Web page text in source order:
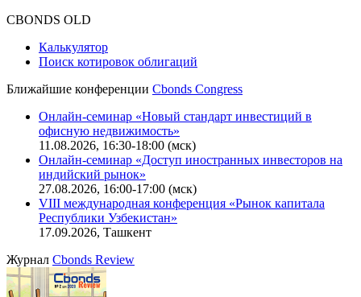
CBONDS OLD
Калькулятор
Поиск котировок облигаций
Ближайшие конференции Cbonds Congress
Онлайн-семинар «Новый стандарт инвестиций в
офисную недвижимость»
11.08.2026, 16:30-18:00 (мск)
Онлайн-семинар «Доступ иностранных инвесторов на
индийский рынок»
27.08.2026, 16:00-17:00 (мск)
VIII международная конференция «Рынок капитала
Республики Узбекистан»
17.09.2026, Ташкент
Журнал Cbonds Review